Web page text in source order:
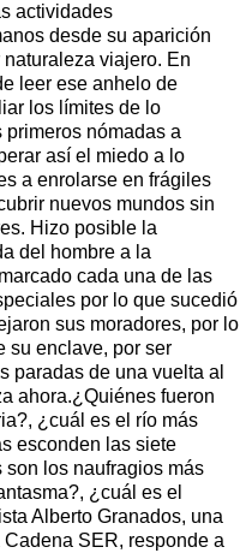
actividades
desde su aparición
viajero. En
leer ese anhelo de
los límites de lo
nómadas a
así el miedo a lo
a enrolarse en frágiles
nuevos mundos sin
Hizo posible la
del hombre a la
cada una de las
por lo que sucedió
sus moradores, por lo
su enclave, por ser
paradas de una vuelta al
ahora.¿Quiénes fueron
¿cuál es el río más
esconden las siete
los naufragios más
¿cuál es el
Alberto Granados, una
SER, responde a